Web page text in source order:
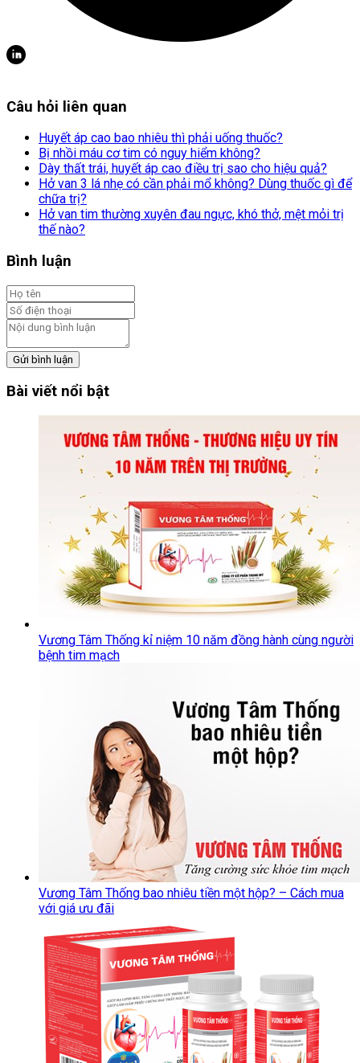
Câu hỏi liên quan
Huyết áp cao bao nhiêu thì phải uống thuốc?
Bị nhồi máu cơ tim có nguy hiểm không?
Dày thất trái, huyết áp cao điều trị sao cho hiệu quả?
Hở van 3 lá nhẹ có cần phải mổ không? Dùng thuốc gì để
chữa trị?
Hở van tim thường xuyên đau ngực, khó thở, mệt mỏi trị
thế nào?
Bình luận
Gửi bình luận
Bài viết nổi bật
Vương Tâm Thống kỉ niệm 10 năm đồng hành cùng người
bệnh tim mạch
Vương Tâm Thống bao nhiêu tiền một hộp? – Cách mua
với giá ưu đãi